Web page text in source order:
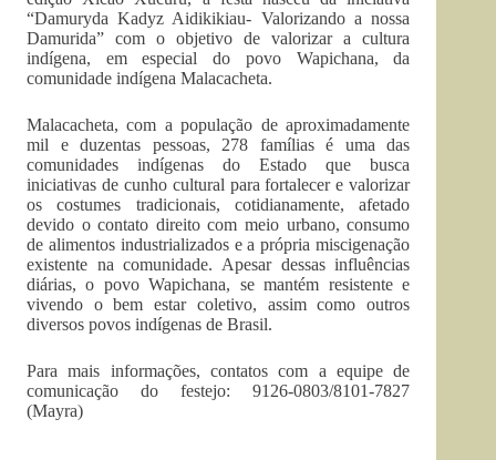
“Damuryda Kadyz Aidikikiau- Valorizando a nossa
Damurida” com o objetivo de valorizar a cultura
indígena, em especial do povo Wapichana, da
comunidade indígena Malacacheta.
Malacacheta, com a população de aproximadamente
mil e duzentas pessoas, 278 famílias é uma das
comunidades indígenas do Estado que busca
iniciativas de cunho cultural para fortalecer e valorizar
os costumes tradicionais, cotidianamente, afetado
devido o contato direito com meio urbano, consumo
de alimentos industrializados e a própria miscigenação
existente na comunidade. Apesar dessas influências
diárias, o povo Wapichana, se mantém resistente e
vivendo o bem estar coletivo, assim como outros
diversos povos indígenas de Brasil.
Para mais informações, contatos com a equipe de
comunicação do festejo: 9126-0803/8101-7827
(Mayra)